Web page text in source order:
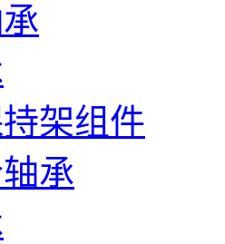
架组件
承